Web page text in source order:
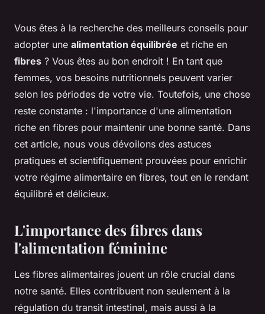
Vous êtes à la recherche des meilleurs conseils pour
adopter une alimentation équilibrée et riche en
fibres ? Vous êtes au bon endroit ! En tant que
femmes, vos besoins nutritionnels peuvent varier
selon les périodes de votre vie. Toutefois, une chose
reste constante : l'importance d'une alimentation
riche en fibres pour maintenir une bonne santé. Dans
cet article, nous vous dévoilons des astuces
pratiques et scientifiquement prouvées pour enrichir
votre régime alimentaire en fibres, tout en le rendant
équilibré et délicieux.
L'importance des fibres dans
l'alimentation féminine
Les fibres alimentaires jouent un rôle crucial dans
notre santé. Elles contribuent non seulement à la
régulation du transit intestinal, mais aussi à la